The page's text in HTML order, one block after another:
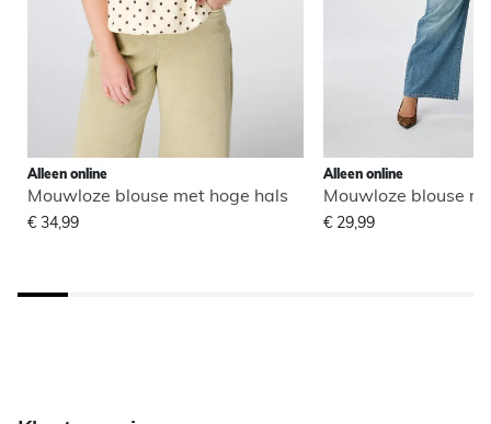
Alleen online
Mouwloze blouse met hoge hals
€ 34,99
Alleen online
Mouwloze blouse
€ 29,99